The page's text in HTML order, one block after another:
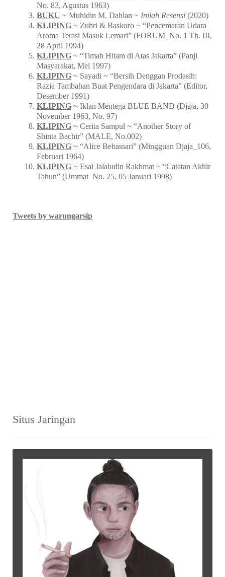
No. 83, Agustus 1963)
BUKU ~ Muhidin M. Dahlan ~ Inilah Resensi(2020)
KLIPING~ Zuhri & Baskoro ~ “Pencemaran Udara
Aroma Terasi Masuk Lemari” (FORUM_No. 1 Th. III,
28 April 1994)
KLIPING~ “Timah Hitam di Atas Jakarta” (Panji
Masyarakat, Mei 1997)
KLIPING~ Sayadi ~ “Bersih Denggan Prodasih:
Razia Tambahan Buat Pengendara di Jakarta” (Editor,
Desember 1991)
KLIPING~ Iklan Mentega BLUE BAND (Djaja, 30
November 1963, No. 97)
KLIPING~ Cerita Sampul ~ “Another Story of
Shinta Bachir” (MALE, No.002)
KLIPING~ “Alice Bebassari” (Mingguan Djaja_106,
Februari 1964)
KLIPING~ Esai Jalaludin Rakhmat ~ “Catatan Akhir
Tahun” (Ummat_No. 25, 05 Januari 1998)
Tweets by warungarsip
Situs Jaringan